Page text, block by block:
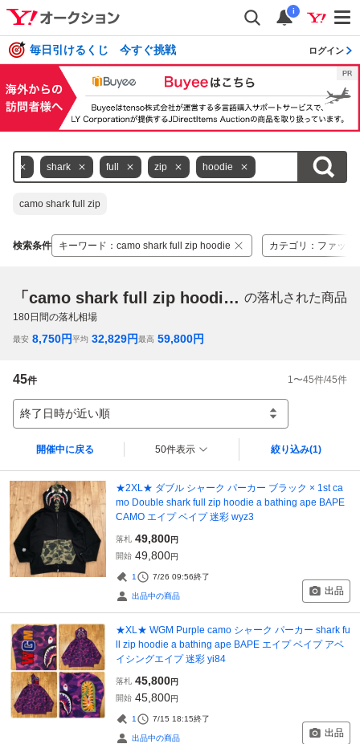
i
毎日引けるくじ 今すぐ挑戦 ログイン
shark full zip hoodie
camo shark full zip
検索条件 キーワード ： camo shark full zip hoodie カテゴリ ： ファッシ
「camo shark full zip hoodie」 の落札された商品
180日間の落札相場
最安 8,750円平均 32,829円最高 59,800円
45件 1 〜45件/45件
終了日時が近い順
開催中に戻る 50件表示 絞り込み(1)
★2XL★ ダブル シャーク パーカー ブラック × 1st ca
mo Double shark full zip hoodie a bathing ape BAPE
CAMO エイプ ベイプ 迷彩 wyz3
落札 49,800円
開始 49,800円
1 7/26 09:56終了
出品中の商品 出品
★XL★ WGM Purple camo シャーク パーカー shark fu
ll zip hoodie a bathing ape BAPE エイプ ベイプ アベ
イシングエイプ 迷彩 yi84
落札 45,800円
開始 45,800円
1 7/15 18:15終了
出品中の商品 出品